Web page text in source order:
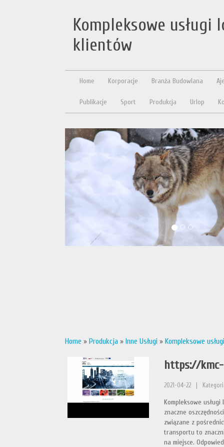
Kompleksowe
klientów
Home Korporacje Branża Budowlana
Publikacje Sport Produkcja Urlop
Home » Produkcja » Inne Usługi » Kompleksowe
https://
2021-04-22
Kompleksowe
znaczne
związane z
transportu to
na miejsce.